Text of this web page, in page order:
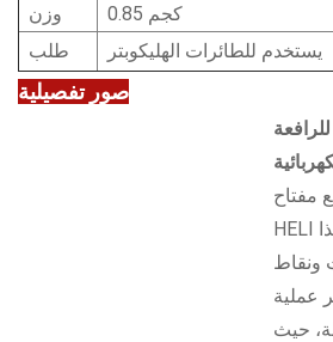
وزن
0.85 كجم
طلب
يستخدم للطائرات الهليكوبتر
صور تفصيلية
مفتاح
HELI المركب. صُمم هذا
ونقاط
عملية
حيث